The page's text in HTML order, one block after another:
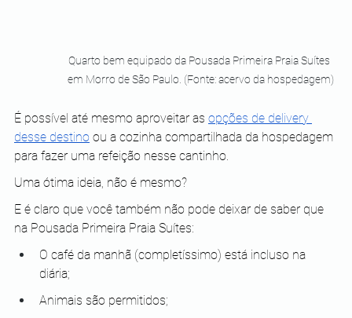
Quarto bem equipado da Pousada Primeira Praia Suítes
em Morro de São Paulo. (Fonte: acervo da hospedagem)
É possível até mesmo aproveitar as opções de delivery
desse destino ou a cozinha compartilhada da hospedagem
para fazer uma refeição nesse cantinho.
Uma ótima ideia, não é mesmo?
E é claro que você também não pode deixar de saber que
na Pousada Primeira Praia Suítes:
O café da manhã (completíssimo) está incluso na
diária;
Animais são permitidos;